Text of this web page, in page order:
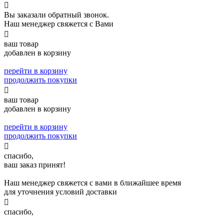

Вы заказали обратный звонок.
Наш менеджер свяжется с Вами

ваш товар
добавлен в корзину
перейти в корзину
продолжить покупки

ваш товар
добавлен в корзину
перейти в корзину
продолжить покупки

спасибо,
ваш заказ принят!
Наш менеджер свяжется с вами в ближайшее время
для уточнения условий доставки

спасибо,